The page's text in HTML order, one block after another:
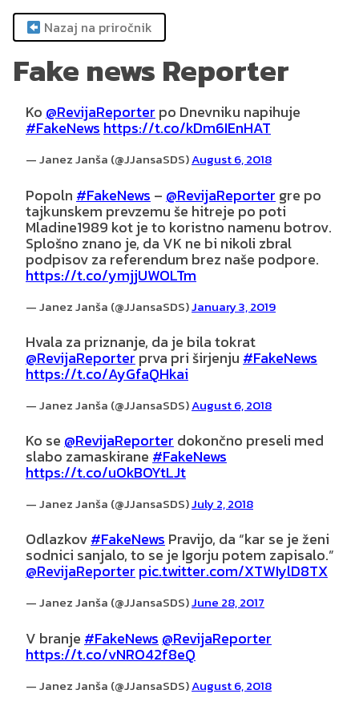
Skip
Nazaj na priročnik
Fake news Reporter
Ko ⁦ @RevijaReporter ⁩ po Dnevniku napihuje
#FakeNews https://t.co/kDm6IEnHAT
— Janez Janša (@JJansaSDS)August 6, 2018
Popoln #FakeNews – ⁦ @RevijaReporter ⁩ gre po
tajkunskem prevzemu še hitreje po poti
Mladine1989 kot je to koristno namenu botrov.
Splošno znano je, da VK ne bi nikoli zbral
podpisov za referendum brez naše podpore.
https://t.co/ymjjUWOLTm
— Janez Janša (@JJansaSDS)January 3, 2019
Hvala za priznanje, da je bila tokrat
@RevijaReporterprva pri širjenju #FakeNews
https://t.co/AyGfaQHkai
— Janez Janša (@JJansaSDS)August 6, 2018
Ko se @RevijaReporter dokončno preseli med
slabo zamaskirane #FakeNews
https://t.co/uOkBOYtLJt
— Janez Janša (@JJansaSDS)July 2, 2018
Odlazkov#FakeNewsPravijo, da “kar se je ženi
sodnici sanjalo, to se je Igorju potem zapisalo.”
@RevijaReporterpic.twitter.com/XTWIylD8TX
— Janez Janša (@JJansaSDS)June 28, 2017
V branje #FakeNews @RevijaReporter
https://t.co/vNRO42f8eQ
— Janez Janša (@JJansaSDS)August 6, 2018